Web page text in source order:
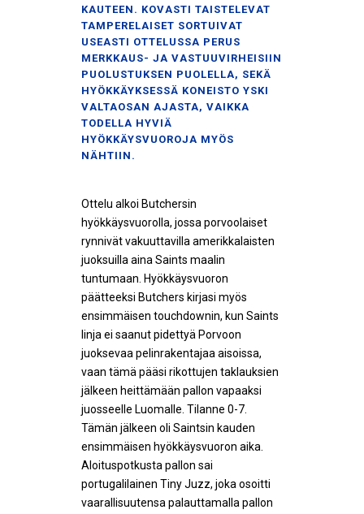
KAUTEEN. KOVASTI TAISTELEVAT
TAMPERELAISET SORTUIVAT
USEASTI OTTELUSSA PERUS
MERKKAUS- JA VASTUUVIRHEISIIN
PUOLUSTUKSEN PUOLELLA, SEKÄ
HYÖKKÄYKSESSÄ KONEISTO YSKI
VALTAOSAN AJASTA, VAIKKA
TODELLA HYVIÄ
HYÖKKÄYSVUOROJA MYÖS
NÄHTIIN.
Ottelu alkoi Butchersin
hyökkäysvuorolla, jossa porvoolaiset
rynnivät vakuuttavilla amerikkalaisten
juoksuilla aina Saints maalin
tuntumaan. Hyökkäysvuoron
päätteeksi Butchers kirjasi myös
ensimmäisen touchdownin, kun Saints
linja ei saanut pidettyä Porvoon
juoksevaa pelinrakentajaa aisoissa,
vaan tämä pääsi rikottujen taklauksien
jälkeen heittämään pallon vapaaksi
juosseelle Luomalle. Tilanne 0-7.
Tämän jälkeen oli Saintsin kauden
ensimmäisen hyökkäysvuoron aika.
Aloituspotkusta pallon sai
portugalilainen Tiny Juzz, joka osoitti
vaarallisuutensa palauttamalla pallon